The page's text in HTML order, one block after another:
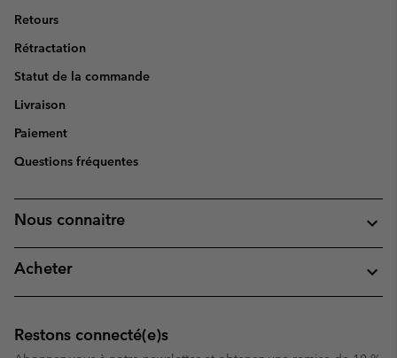
Retours
Rétractation
Statut de la commande
Livraison
Paiement
Questions fréquentes
Nous connaitre
Acheter
Restons connecté(e)s